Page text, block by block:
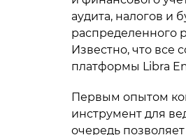
аудита, налогов и
распределенного
Известно, что все
платформы Libra
Первым опытом
инструмент для
очередь